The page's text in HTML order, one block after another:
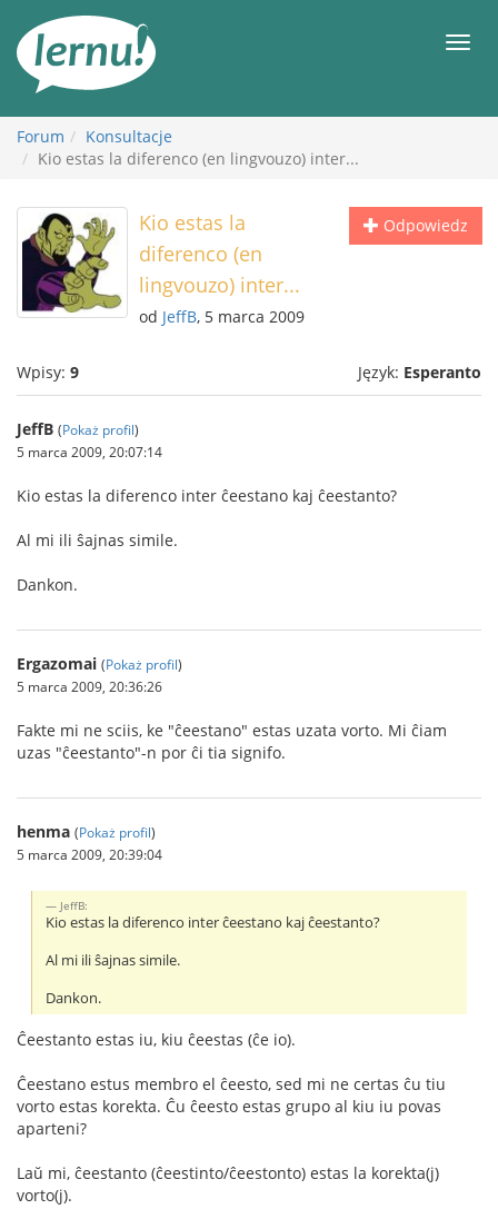
Forum
Konsultacje
Kio estas la diferenco (en lingvouzo) inter...
Odpowiedz
Kio estas la
diferenco (en
lingvouzo) inter...
od JeffB, 5 marca 2009
Wpisy: 9 Język: Esperanto
JeffB (Pokaż profil)
5 marca 2009, 20:07:14
Kio estas la diferenco inter ĉeestano kaj ĉeestanto?
Al mi ili ŝajnas simile.
Dankon.
Ergazomai (Pokaż profil)
5 marca 2009, 20:36:26
Fakte mi ne sciis, ke "ĉeestano" estas uzata vorto. Mi ĉiam
uzas "ĉeestanto"-n por ĉi tia signifo.
henma (Pokaż profil)
5 marca 2009, 20:39:04
JeffB:
Kio estas la diferenco inter ĉeestano kaj ĉeestanto?
Al mi ili ŝajnas simile.
Dankon.
Ĉeestanto estas iu, kiu ĉeestas (ĉe io).
Ĉeestano estus membro el ĉeesto, sed mi ne certas ĉu tiu
vorto estas korekta. Ĉu ĉeesto estas grupo al kiu iu povas
aparteni?
Laŭ mi, ĉeestanto (ĉeestinto/ĉeestonto) estas la korekta(j)
vorto(j).